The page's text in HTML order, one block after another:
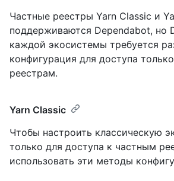
Частные реестры Yarn Classic и
поддерживаются Dependabot, но
каждой экосистемы требуется
конфигурация для доступа
реестрам.
Yarn Classic
Чтобы настроить классическую
только для доступа к частным
использовать эти методы